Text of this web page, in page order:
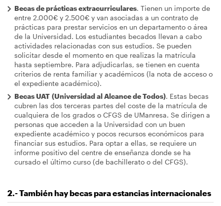
Becas de prácticas extracurriculares. Tienen un importe de
entre 2.000€ y 2.500€ y van asociadas a un contrato de
prácticas para prestar servicios en un departamento o área
de la Universidad. Los estudiantes becados llevan a cabo
actividades relacionadas con sus estudios. Se pueden
solicitar desde el momento en que realizas la matrícula
hasta septiembre. Para adjudicarlas, se tienen en cuenta
criterios de renta familiar y académicos (la nota de acceso o
el expediente académico).
Becas UAT (Universidad al Alcance de Todos). Estas becas
cubren las dos terceras partes del coste de la matrícula de
cualquiera de los grados o CFGS de UManresa. Se dirigen a
personas que acceden a la Universidad con un buen
expediente académico y pocos recursos económicos para
financiar sus estudios. Para optar a ellas, se requiere un
informe positivo del centre de enseñanza donde se ha
cursado el último curso (de bachillerato o del CFGS).
2.- También hay becas para estancias internacionales